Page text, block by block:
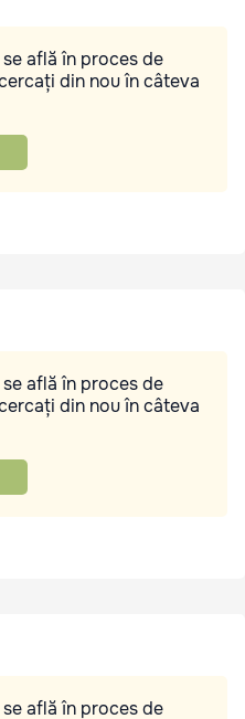
află în proces de
din nou în câteva
află în proces de
din nou în câteva
află în proces de